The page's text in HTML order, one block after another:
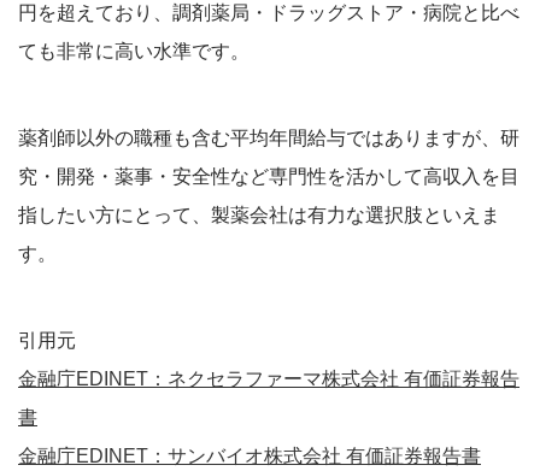
円を超えており、調剤薬局・ドラッグストア・病院と比べ
ても非常に高い水準です。
薬剤師以外の職種も含む平均年間給与ではありますが、研
究・開発・薬事・安全性など専門性を活かして高収入を目
指したい方にとって、製薬会社は有力な選択肢といえま
す。
引用元
金融庁EDINET：ネクセラファーマ株式会社 有価証券報告
書
金融庁EDINET：サンバイオ株式会社 有価証券報告書